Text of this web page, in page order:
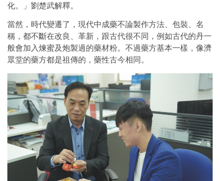
化。」劉楚武解釋。
當然，時代變遷了，現代中成藥不論製作方法、包裝、名
稱，都不斷在改良、革新，跟古代很不同，例如古代的丹一
般會加入煉蜜及炮製過的藥材粉。不過藥方基本一樣，像濟
眾堂的藥方都是祖傳的，藥性古今相同。